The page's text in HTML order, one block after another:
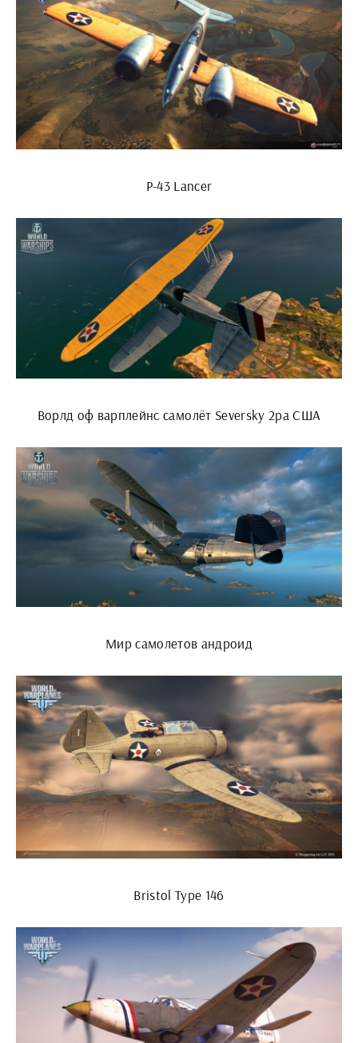
P-43 Lancer
Ворлд оф варплейнс самолёт Seversky 2pa США
Мир самолетов андроид
Bristol Type 146